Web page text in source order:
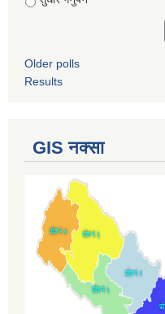
Older polls
Results
GIS नक्सा